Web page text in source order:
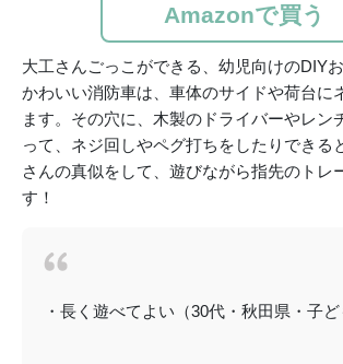
Amazonで買う
大工さんごっこができる、幼児向けのDIY
かわいい消防車は、車体のサイドや荷台に
ます。その穴に、木製のドライバーやレン
って、ネジ回しやペグ打ちをしたりできる
さんの真似をして、遊びながら指先のトレ
す！
・長く遊べてよい（30代・秋田県・子ど